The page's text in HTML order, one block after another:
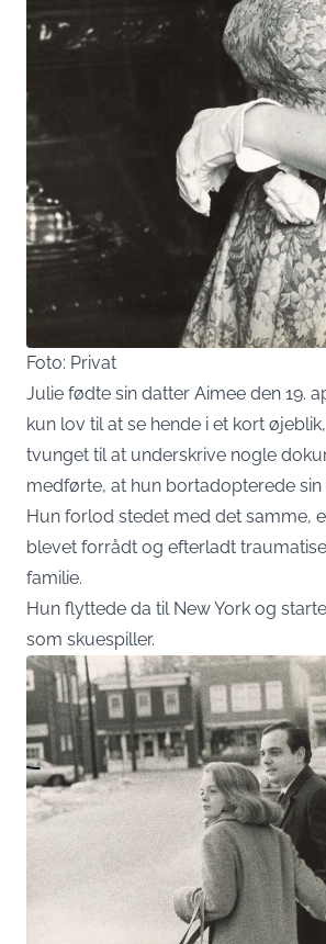
Foto: Privat
Julie fødte sin datter Aimee den 19.
kun lov til at se hende i et kort
tvunget til at underskrive nogle
medførte, at hun bortadopterede sin
Hun forlod stedet med det samme,
blevet forrådt og efterladt
familie.
Hun flyttede da til New York og
som skuespiller.